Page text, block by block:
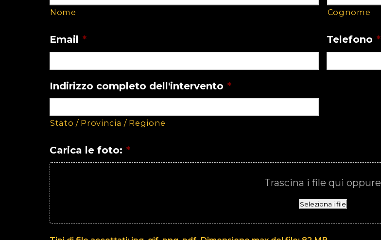
Nome Cognome
Email * Telefono *
Indirizzo completo dell'intervento *
Stato / Provincia / Regione
Carica le foto: *
Trascina i file qui oppure
Seleziona i file